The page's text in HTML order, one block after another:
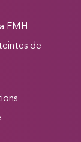
FMH
de